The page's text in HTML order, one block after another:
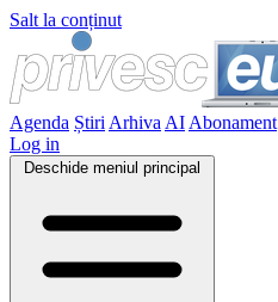
Salt la conținut
Agenda Știri Arhiva AI Abonament
Log in
Deschide meniul principal